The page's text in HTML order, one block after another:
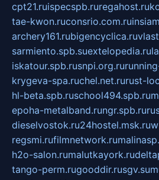
cpt21.ruispecspb.ruregahost.ru
tae-kwon.ruconsrio.com.ru
archery161.rubigencyclica.ru
sarmiento.spb.suextelopedia.ru
iskatour.spb.rusnpi.org.ru
krygeva-spa.ruchel.net.rurust-
hl-beta.spb.ruschool494.spb.ru
epoha-metalband.rungr.spb.ru
dieselvostok.ru24hostel.msk.ru
regsmi.rufilmnetwork.ru
h2o-salon.rumalutkayork.ru
tango-perm.rugooddir.rusgv.su